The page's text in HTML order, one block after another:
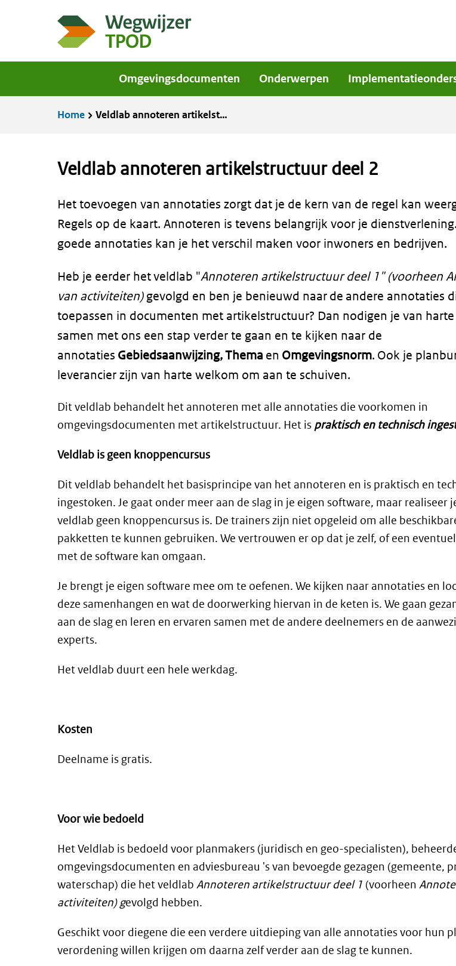
de
gaan
Omgevingsdocumenten Onderwerpen
Kruimelpad
Home Veldlab annoteren artikelstructuur deel 2
Veldlab annoteren artikelstructuur deel 2
Het toevoegen van annotaties zorgt dat je de kern van de regel kan
Regels op de kaart. Annoteren is tevens belangrijk voor je
goede annotaties kan je het verschil maken voor inwoners en bedrijven.
Heb je eerder het veldlab "Annoteren artikelstructuur deel 1" (voorheen
van activiteiten) gevolgd en ben je benieuwd naar de andere annotaties
toepassen in documenten met artikelstructuur? Dan nodigen je van
samen met ons een stap verder te gaan en te kijken naar de
annotaties Gebiedsaanwijzing, Thema en Omgevingsnorm. Ook je
leverancier zijn van harte welkom om aan te schuiven.
Dit veldlab behandelt het annoteren met alle annotaties die voorkomen in
omgevingsdocumenten met artikelstructuur. Het is praktisch en technisch
Veldlab is geen knoppencursus
Dit veldlab behandelt het basisprincipe van het annoteren en is praktisch en
ingestoken. Je gaat onder meer aan de slag in je eigen software, maar realiseer
veldlab geen knoppencursus is. De trainers zijn niet opgeleid om alle
pakketten te kunnen gebruiken. We vertrouwen er op dat je zelf, of een
met de software kan omgaan.
Je brengt je eigen software mee om te oefenen. We kijken naar annotaties en
deze samenhangen en wat de doorwerking hiervan in de keten is. We gaan
aan de slag en leren en ervaren samen met de andere deelnemers en de
experts.
Het veldlab duurt een hele werkdag.
Kosten
Deelname is gratis.
Voor wie bedoeld
Het Veldlab is bedoeld voor planmakers (juridisch en geo-specialisten),
omgevingsdocumenten en adviesbureau 's van bevoegde gezagen (gemeente,
waterschap) die het veldlab Annoteren artikelstructuur deel 1 (voorheen
activiteiten) gevolgd hebben.
Geschikt voor diegene die een verdere uitdieping van alle annotaties voor hun
verordeningwillen krijgen om daarna zelf verder aan de slag te kunnen.